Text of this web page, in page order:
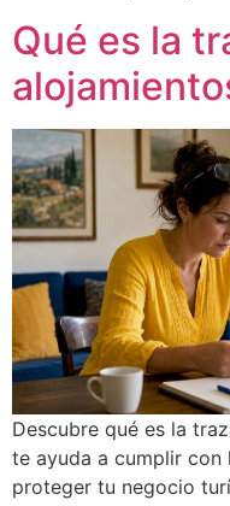
Qué es la
Descubre qué es la
te ayuda a cumplir con
proteger tu negocio